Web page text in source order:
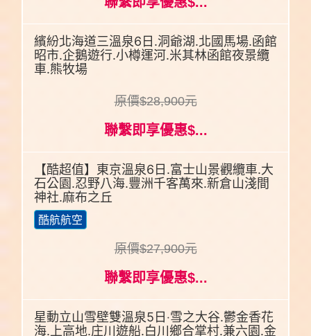
繽紛北海道三溫泉6日.洞爺湖.北國馬場.函館
昭市.企鵝遊行.小樽運河.米其林函館夜景纜
車.熊牧場
原價$28,900元
聯繫即享優惠$...
【酷超值】東京溫泉6日.富士山景觀纜車.大
石公園.忍野八海.豐洲千客萬來.新倉山淺間
神社.麻布之丘
酷航航空
原價$27,900元
聯繫即享優惠$...
星動立山雪壁雙溫泉5日‧雪之大谷.鬱金香花
海.上高地.庄川遊船.白川鄉合掌村.兼六園.金